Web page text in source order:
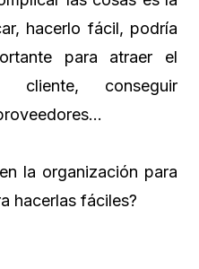
hacerlo fácil, podría
para atraer el
conseguir
la organización para
hacerlas fáciles?